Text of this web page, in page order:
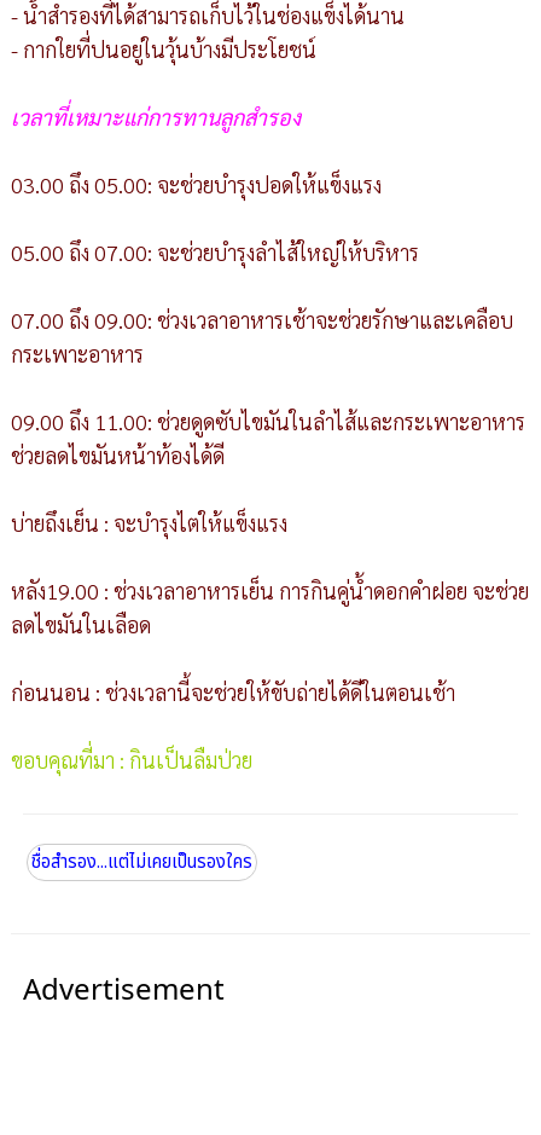
- น้ำสำรองที่ได้สามารถเก็บไว้ในช่องแข็งได้นาน
- กากใยที่ปนอยู่ในวุ้นบ้างมีประโยชน์
เวลาที่เหมาะแก่การทานลูกสำรอง
03.00 ถึง 05.00: จะช่วยบำรุงปอดให้แข็งแรง
05.00 ถึง 07.00: จะช่วยบำรุงลำไส้ใหญ่ให้บริหาร
07.00 ถึง 09.00: ช่วงเวลาอาหารเช้าจะช่วยรักษาและเคลือบ
กระเพาะอาหาร
09.00 ถึง 11.00: ช่วยดูดซับไขมันในลำไส้และกระเพาะอาหาร
ช่วยลดไขมันหน้าท้องได้ดี
บ่ายถึงเย็น : จะบำรุงไตให้แข็งแรง
หลัง19.00 : ช่วงเวลาอาหารเย็น การกินคู่น้ำดอกคำฝอย จะช่วย
ลดไขมันในเลือด
ก่อนนอน : ช่วงเวลานี้จะช่วยให้ขับถ่ายได้ดีในตอนเช้า
ขอบคุณที่มา : กินเป็นลืมป่วย
ชื่อสำรอง...แต่ไม่เคยเป็นรองใคร
Advertisement